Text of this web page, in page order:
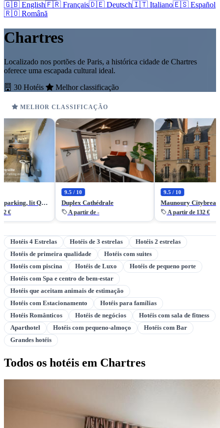
🇬🇧 English🇫🇷 Français🇩🇪 Deutsch🇮🇹 Italiano🇪🇸 Español
🇷🇴 Română
Chartres
Localizado nos portões de Paris, a histórica cidade de Chartres
oferece uma escapada cultural ideal.
30 Hotéis
Melhor classificação
MELHOR CLASSIFICAÇÃO
Studio central, parking, lit Queen size par ALP Chartres Duplex Cathédrale
A partir de -
Maunoury Citybreak
A partir de 132 €
Hotéis 4 Estrelas Hotéis de 3 estrelas
Hotéis 2 estrelas
Hotéis de primeira qualidade
Hotéis com suites
Hotéis com piscina
Hotéis de Luxo
Hotéis de pequeno porte
Hotéis com Spa e centro de bem-estar
Hotéis que aceitam animais de estimação
Hotéis com Estacionamento
Hotéis para famílias
Hotéis Românticos
Hotéis de negócios
Hotéis com sala de fitness
Aparthotel
Hotéis com pequeno-almoço
Hotéis com Bar
Grandes hotéis
Todos os hotéis em Chartres